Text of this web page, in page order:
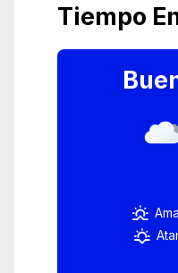
Tiempo